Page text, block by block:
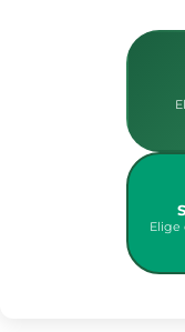
Elige